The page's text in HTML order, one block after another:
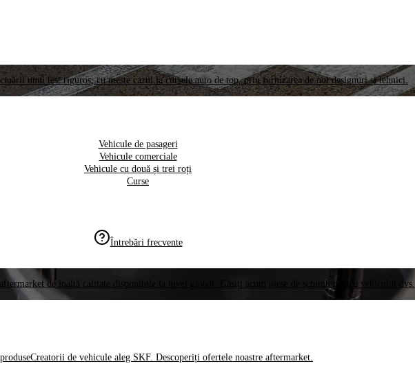
unui test riguros, cu meste cazul la cursele auto de top, prin furnizarea de noi designuri și tehnici.
Vehicule de pasageri
Vehicule comerciale
Vehicule cu două și trei roți
Curse
Întrebări frecvente
de înaltă calitate disponibile la nivel global. Găsiți acum piese de schimb pentru vehiculul dvs.
Creatorii de vehicule aleg SKF. Descoperiți ofertele noastre aftermarket.